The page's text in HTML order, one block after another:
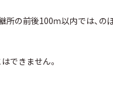
の前後100ｍ以内では、の
できません。